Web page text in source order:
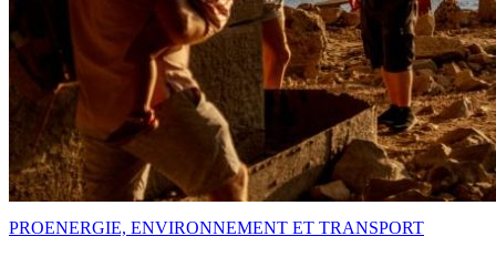
PROENERGIE, ENVIRONNEMENT ET TRANSPORT